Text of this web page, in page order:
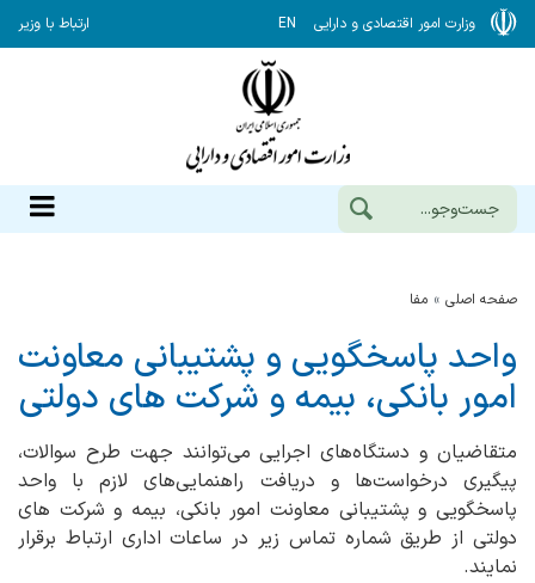
وزارت امور اقتصادی و دارایی EN ارتباط با وزیر
صفحه اصلی مفا
واحد پاسخگویی و پشتیبانی معاونت
امور بانکی، بیمه و شرکت های دولتی
متقاضیان و دستگاه‌های اجرایی می‌توانند جهت طرح سوالات،
پیگیری درخواست‌ها و دریافت راهنمایی‌های لازم با واحد
پاسخگویی و پشتیبانی معاونت امور بانکی، بیمه و شرکت های
دولتی از طریق شماره تماس زیر در ساعات اداری ارتباط برقرار
نمایند.